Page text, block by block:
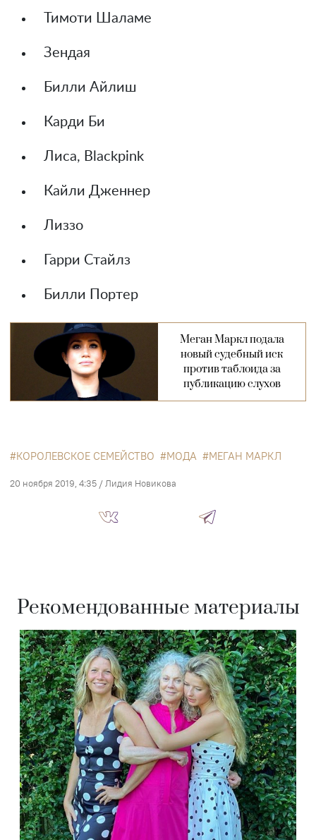
Тимоти Шаламе
Зендая
Билли Айлиш
Карди Би
Лиса, Blackpink
Кайли Дженнер
Лиззо
Гарри Стайлз
Билли Портер
Меган Маркл подала
новый судебный иск
против таблоида за
публикацию слухов
КОРОЛЕВСКОЕ СЕМЕЙСТВО МОДА МЕГАН МАРКЛ
20 ноября 2019, 4:35 / Лидия Новикова
Рекомендованные материалы